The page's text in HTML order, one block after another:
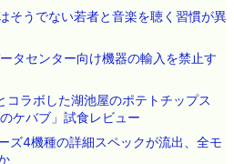
そうでない若者と音楽を聴く習慣が異
タセンター向け機器の輸入を禁止す
コラボした湖池屋のポテトチップス
ケバブ」試食レビュー
ズ4機種の詳細スペックが流出、全モ